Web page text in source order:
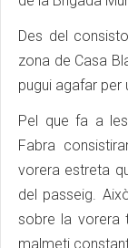
Des del
zona de Casa
pugui agafar per
Pel que fa a
Fabra
vorera estreta
del passeig.
sobre la vorera
malmeti